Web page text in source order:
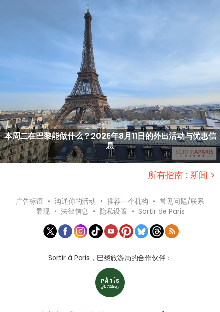
本周二在巴黎能做什么？2026年8月11日的外出活动与优惠信
息
所有指南 : 新闻 >
广告标语 • 沟通你的活动 • 推荐一个机构 • 常见问题/联系
显现 • 法律信息 • 隐私设置 • Sortir de Paris
Sortir à Paris，巴黎旅游局的合作伙伴：